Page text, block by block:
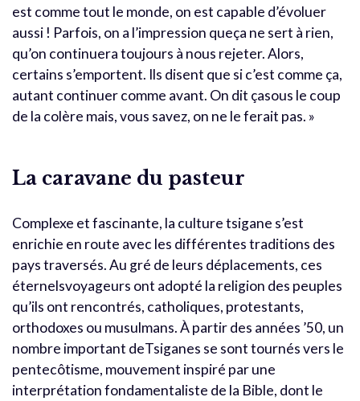
est comme tout le monde, on est capable d’évoluer
aussi ! Parfois, on a l’impression queça ne sert à rien,
qu’on continuera toujours à nous rejeter. Alors,
certains s’emportent. Ils disent que si c’est comme ça,
autant continuer comme avant. On dit çasous le coup
de la colère mais, vous savez, on ne le ferait pas. »
La caravane du pasteur
Complexe et fascinante, la culture tsigane s’est
enrichie en route avec les différentes traditions des
pays traversés. Au gré de leurs déplacements, ces
éternelsvoyageurs ont adopté la religion des peuples
qu’ils ont rencontrés, catholiques, protestants,
orthodoxes ou musulmans. À partir des années ’50, un
nombre important deTsiganes se sont tournés vers le
pentecôtisme, mouvement inspiré par une
interprétation fondamentaliste de la Bible, dont le